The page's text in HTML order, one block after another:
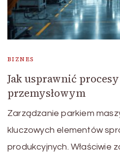
BIZNES
Jak usprawnić
przemysłowym
Zarządzanie parkiem
kluczowych elementów
produkcyjnych. Właściwie